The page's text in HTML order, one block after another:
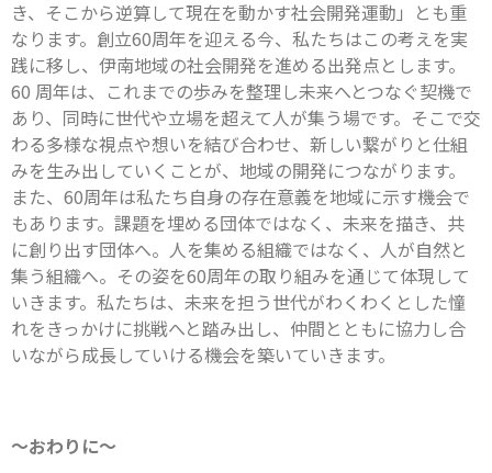
き、そこから逆算して現在を動かす社会開発運動」とも重
なります。創立60周年を迎える今、私たちはこの考えを実
践に移し、伊南地域の社会開発を進める出発点とします。
60 周年は、これまでの歩みを整理し未来へとつなぐ契機で
あり、同時に世代や立場を超えて人が集う場です。そこで交
わる多様な視点や想いを結び合わせ、新しい繋がりと仕組
みを生み出していくことが、地域の開発につながります。
また、60周年は私たち自身の存在意義を地域に示す機会で
もあります。課題を埋める団体ではなく、未来を描き、共
に創り出す団体へ。人を集める組織ではなく、人が自然と
集う組織へ。その姿を60周年の取り組みを通じて体現して
いきます。私たちは、未来を担う世代がわくわくとした憧
れをきっかけに挑戦へと踏み出し、仲間とともに協力し合
いながら成長していける機会を築いていきます。
～おわりに～